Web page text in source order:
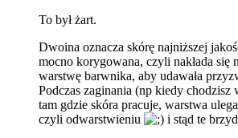
To był żart.
Dwoina oznacza skórę najniższej
mocno korygowana, czyli nakłada się
warstwę barwnika, aby udawała
Podczas zaginania (np kiedy chodzisz
tam gdzie skóra pracuje, warstwa
czyli odwarstwieniu
i stąd te